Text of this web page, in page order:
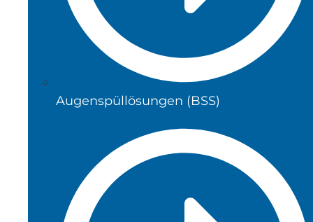
Augenspüllösungen (BSS)